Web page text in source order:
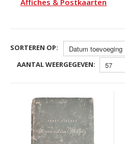
Affiches & Postkaarten
SORTEREN OP:
AANTAL WEERGEGEVEN: